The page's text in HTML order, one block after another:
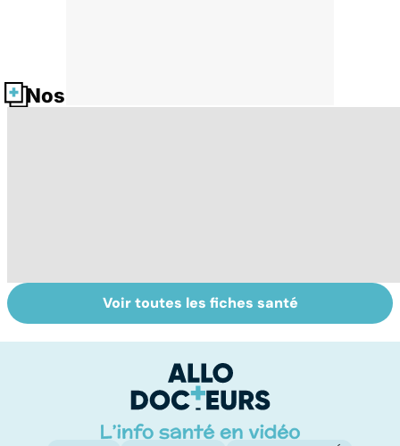
Nos fiches santé
Automutilation :
des ados en
Antibiotiques :
lutter contre la
bactéries
Voir toutes les fiches santé